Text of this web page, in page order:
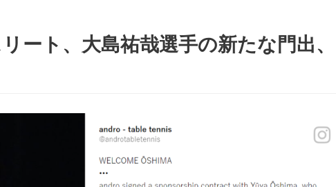
ート、大島祐哉選手の新たな門出、